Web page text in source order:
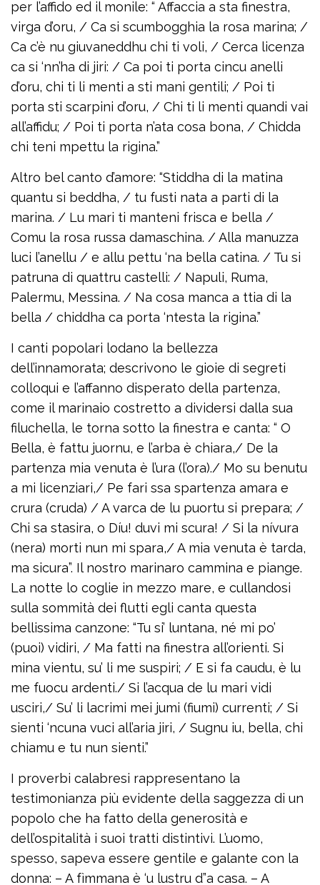
per l’affido ed il monile: “ Affaccia a sta finestra,
virga d’oru, / Ca si scumbogghia la rosa marina; /
Ca c’è nu giuvaneddhu chi ti voli, / Cerca licenza
ca si ‘nn’ha di jiri: / Ca poi ti porta cincu anelli
d’oru, chi ti li menti a sti mani gentili; / Poi ti
porta sti scarpini d’oru, / Chi ti li menti quandi vai
all’affidu; / Poi ti porta n’ata cosa bona, / Chidda
chi teni mpettu la rigina.”
Altro bel canto d’amore: “Stiddha di la matina
quantu si beddha, / tu fusti nata a parti di la
marina. / Lu mari ti manteni frisca e bella /
Comu la rosa russa damaschina. / Alla manuzza
luci l’anellu / e allu pettu ‘na bella catina. / Tu si
patruna di quattru castelli: / Napuli, Ruma,
Palermu, Messina. / Na cosa manca a ttia di la
bella / chiddha ca porta ‘ntesta la rigina.”
I canti popolari lodano la bellezza
dell’innamorata; descrivono le gioie di segreti
colloqui e l’affanno disperato della partenza,
come il marinaio costretto a dividersi dalla sua
filuchella, le torna sotto la finestra e canta: “ O
Bella, è fattu juornu, e l’arba è chiara,/ De la
partenza mia venuta è l’ura (l’ora)./ Mo su benutu
a mi licenziari,/ Pe fari ssa spartenza amara e
crura (cruda) / A varca de lu puortu si prepara; /
Chi sa stasira, o Díu! duvi mi scura! / Si la nívura
(nera) morti nun mi spara,/ A mia venuta è tarda,
ma sicura”. Il nostro marinaro cammina e piange.
La notte lo coglie in mezzo mare, e cullandosi
sulla sommità dei flutti egli canta questa
bellissima canzone: “Tu si’ luntana, né mi po’
(puoi) vidiri, / Ma fatti na finestra all’orienti. Si
mina vientu, su’ li me suspiri; / E si fa caudu, è lu
me fuocu ardenti./ Si l’acqua de lu mari vidi
usciri,/ Su’ li lacrimi mei jumi (fiumi) currenti; / Si
sienti ‘ncuna vuci all’aria jiri, / Sugnu iu, bella, chi
chiamu e tu nun sienti.”
I proverbi calabresi rappresentano la
testimonianza più evidente della saggezza di un
popolo che ha fatto della generosità e
dell’ospitalità i suoi tratti distintivi. L’uomo,
spesso, sapeva essere gentile e galante con la
donna: – A fìmmana è ‘u lustru d”a casa. – A